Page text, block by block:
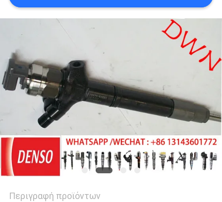
PRIVACY
POLICY
Περιγραφή προϊόντων